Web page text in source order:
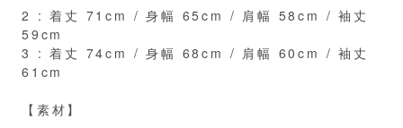
2 : 着丈 71cm / 身幅 65cm / 肩幅 58cm / 袖丈
59cm
3 : 着丈 74cm / 身幅 68cm / 肩幅 60cm / 袖丈
61cm
【素材】